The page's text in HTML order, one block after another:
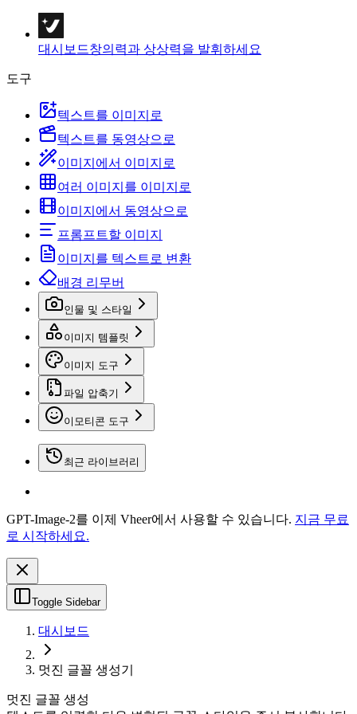
대시보드창의력과 상상력을 발휘하세요
도구
텍스트를 이미지로
텍스트를 동영상으로
이미지에서 이미지로
여러 이미지를 이미지로
이미지에서 동영상으로
프롬프트할 이미지
이미지를 텍스트로 변환
배경 리무버
인물 및 스타일
이미지 템플릿
이미지 도구
파일 압축기
이모티콘 도구
최근 라이브러리
GPT-Image-2를 이제 Vheer에서 사용할 수 있습니다. 지금 무료
로 시작하세요.
Toggle Sidebar
대시보드
멋진 글꼴 생성기
멋진 글꼴 생성